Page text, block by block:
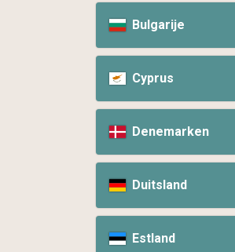
Bulgarije
Cyprus
Denemarken
Duitsland
Estland